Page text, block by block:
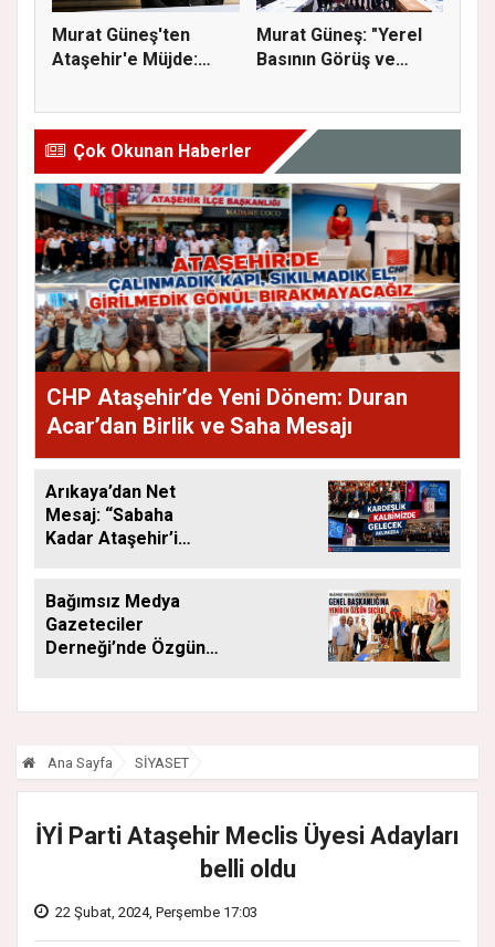
Murat Güneş'ten
Ataşehir'e Müjde:
Murat Güneş: "Yerel
Basının Görüş ve
Çok Okunan Haberler
CHP Ataşehir’de Yeni Dönem: Duran
Acar’dan Birlik ve Saha Mesajı
Arıkaya’dan Net
Mesaj: “Sabaha
Kadar Ataşehir’i
Bağımsız Medya
Gazeteciler
Derneği’nde Özgün
Ana Sayfa SİYASET
İYİ Parti Ataşehir Meclis Üyesi Adayları
belli oldu
22 Şubat, 2024, Perşembe 17:03